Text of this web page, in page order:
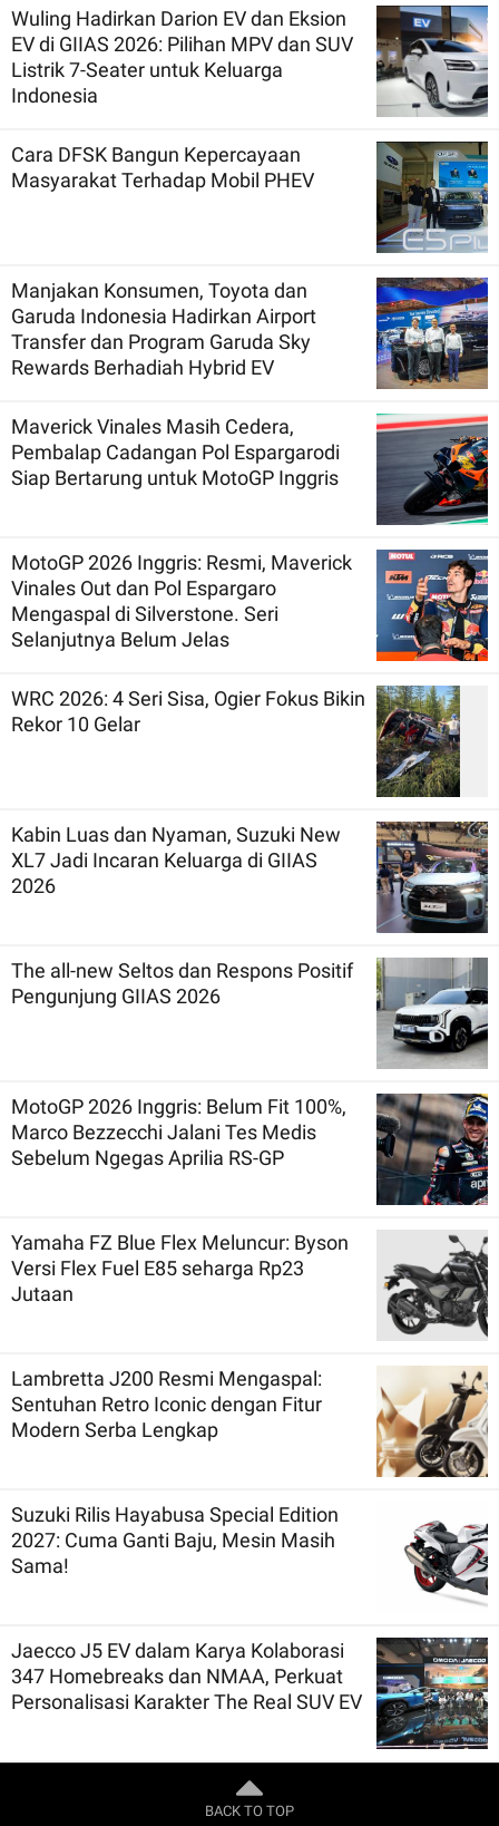
Wuling Hadirkan Darion EV dan Eksion
EV di GIIAS 2026: Pilihan MPV dan SUV
Listrik 7-Seater untuk Keluarga
Indonesia
Cara DFSK Bangun Kepercayaan
Masyarakat Terhadap Mobil PHEV
Manjakan Konsumen, Toyota dan
Garuda Indonesia Hadirkan Airport
Transfer dan Program Garuda Sky
Rewards Berhadiah Hybrid EV
Maverick Vinales Masih Cedera,
Pembalap Cadangan Pol Espargarodi
Siap Bertarung untuk MotoGP Inggris
MotoGP 2026 Inggris: Resmi, Maverick
Vinales Out dan Pol Espargaro
Mengaspal di Silverstone. Seri
Selanjutnya Belum Jelas
WRC 2026: 4 Seri Sisa, Ogier Fokus Bikin
Rekor 10 Gelar
Kabin Luas dan Nyaman, Suzuki New
XL7 Jadi Incaran Keluarga di GIIAS
2026
The all-new Seltos dan Respons Positif
Pengunjung GIIAS 2026
MotoGP 2026 Inggris: Belum Fit 100%,
Marco Bezzecchi Jalani Tes Medis
Sebelum Ngegas Aprilia RS-GP
Yamaha FZ Blue Flex Meluncur: Byson
Versi Flex Fuel E85 seharga Rp23
Jutaan
Lambretta J200 Resmi Mengaspal:
Sentuhan Retro Iconic dengan Fitur
Modern Serba Lengkap
Suzuki Rilis Hayabusa Special Edition
2027: Cuma Ganti Baju, Mesin Masih
Sama!
Jaecco J5 EV dalam Karya Kolaborasi
347 Homebreaks dan NMAA, Perkuat
Personalisasi Karakter The Real SUV EV
BACK TO TOP